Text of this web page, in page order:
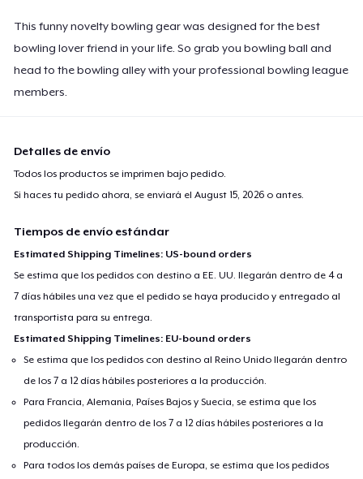
This funny novelty bowling gear was designed for the best
bowling lover friend in your life. So grab you bowling ball and
head to the bowling alley with your professional bowling league
members.
Detalles de envío
Todos los productos se imprimen bajo pedido.
Si haces tu pedido ahora, se enviará elAugust 15, 2026 o antes.
Tiempos de envío estándar
Estimated Shipping Timelines: US-bound orders
Se estima que los pedidos con destino a EE. UU. llegarán dentro de 4 a
7 días hábiles una vez que el pedido se haya producido y entregado al
transportista para su entrega.
Estimated Shipping Timelines: EU-bound orders
Se estima que los pedidos con destino al Reino Unido llegarán dentro
de los 7 a 12 días hábiles posteriores a la producción.
Para Francia, Alemania, Países Bajos y Suecia, se estima que los
pedidos llegarán dentro de los 7 a 12 días hábiles posteriores a la
producción.
Para todos los demás países de Europa, se estima que los pedidos